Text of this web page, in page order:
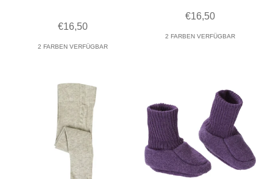
Angebot
€16,50
2 FARBEN VERFÜGBAR
Angebot
€16,50
2 FARBEN VERFÜGBAR